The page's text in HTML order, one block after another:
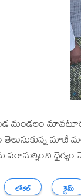
మండలం
మాజీ
పరామర్శించి
లోకల్ క్రైమ్